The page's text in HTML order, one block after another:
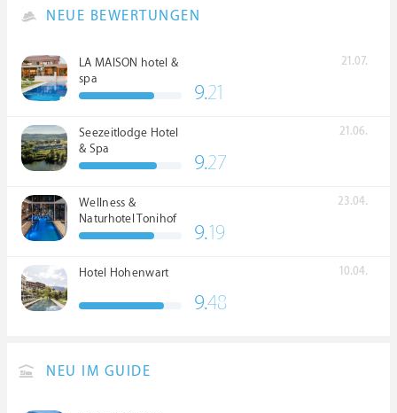
NEUE BEWERTUNGEN
LA MAISON hotel &
spa
21.07.
9.21
Seezeitlodge Hotel
& Spa
21.06.
9.27
Wellness &
Naturhotel Tonihof
****S
23.04.
9.19
Hotel Hohenwart 10.04.
9.48
NEU IM GUIDE